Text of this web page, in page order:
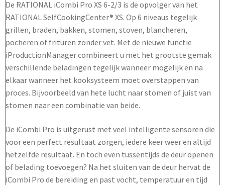
De RATIONAL iCombi Pro XS 6-2/3 is de opvolger van het
RATIONAL SelfCookingCenter® XS. Op 6 niveaus tegelijk
grillen, braden, bakken, stomen, stoven, blancheren,
pocheren of frituren zonder vet. Met de nieuwe functie
iProductionManager combineert u met het grootste gemak
verschillende beladingen tegelijk wanneer mogelijk en na
elkaar wanneer het kooksysteem moet overstappen van
proces. Bijvoorbeeld van hete lucht naar stomen of juist van
stomen naar een combinatie van beide.
De iCombi Pro is uitgerust met veel intelligente sensoren die
voor een perfect resultaat zorgen, iedere keer weer en altijd
hetzelfde resultaat. En toch even tussentijds de deur openen
of belading toevoegen? Na het sluiten van de deur hervat de
iCombi Pro de bereiding en past vocht, temperatuur en tijd